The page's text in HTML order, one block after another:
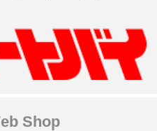
Shop